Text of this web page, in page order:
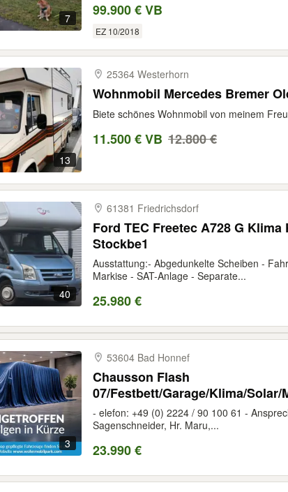
7 99.900 € VB
EZ 10/2018
13
25364 Westerhorn
Wohnmobil Mercedes Bremer
Biete schönes Wohnmobil von meinem
11.500 € VB 12.800 €
40
61381 Friedrichsdorf
Ford TEC Freetec A728 G Klima
Stockbe1
Ausstattung:- Abgedunkelte Scheiben -
Markise - SAT-Anlage - Separate...
25.980 €
3
53604 Bad Honnef
Chausson Flash
07/Festbett/Garage/Klima/Solar/
- elefon: +49 (0) 2224 / 90 100 61 -
Sagenschneider, Hr. Maru,...
23.990 €